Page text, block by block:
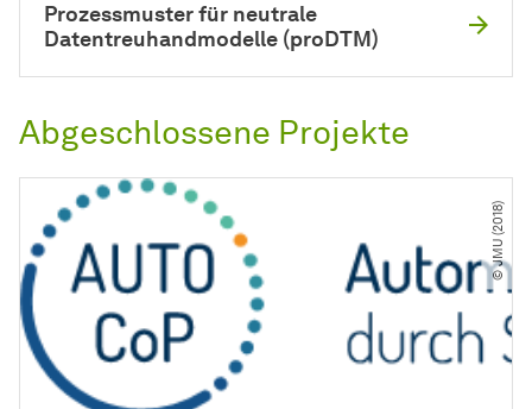
Prozessmuster für neutrale
Datentreuhandmodelle (proDTM)
Abgeschlossene Projekte
© JMU (2018)